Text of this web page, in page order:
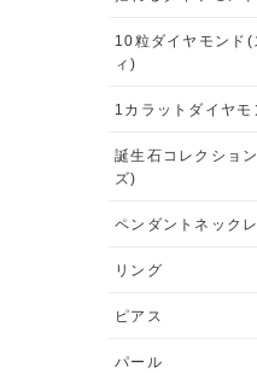
10粒ダイヤモンド(
ィ)
1カラットダイヤ
誕生石コレクショ
ズ)
ペンダントネック
リング
ピアス
パール